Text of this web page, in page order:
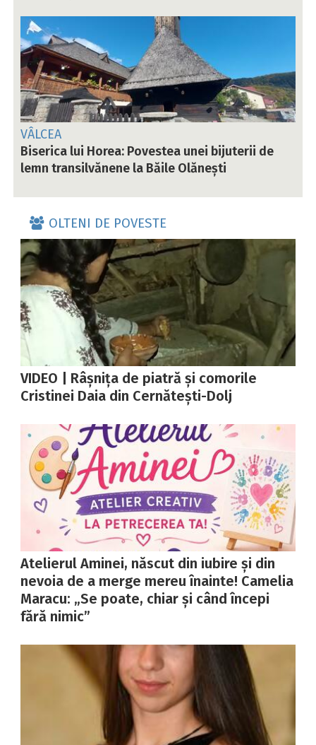
VÂLCEA
Biserica lui Horea: Povestea unei bijuterii de
lemn transilvănene la Băile Olănești
OLTENI DE POVESTE
VIDEO | Râșnița de piatră și comorile
Cristinei Daia din Cernătești-Dolj
Atelierul Aminei, născut din iubire și din
nevoia de a merge mereu înainte! Camelia
Maracu: „Se poate, chiar și când începi
fără nimic”